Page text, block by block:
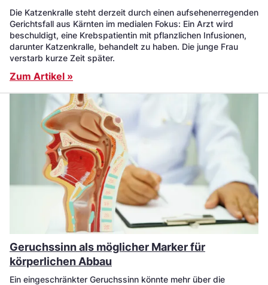
Die Katzenkralle steht derzeit durch einen aufsehenerregenden
Gerichtsfall aus Kärnten im medialen Fokus: Ein Arzt wird
beschuldigt, eine Krebspatientin mit pflanzlichen Infusionen,
darunter Katzenkralle, behandelt zu haben. Die junge Frau
verstarb kurze Zeit später.
Zum Artikel »
Geruchssinn als möglicher Marker für
körperlichen Abbau
Ein eingeschränkter Geruchssinn könnte mehr über die